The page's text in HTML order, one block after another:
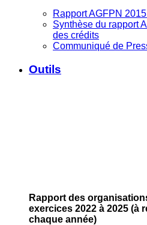
Rapport AGFPN
Synthèse du rapport
des crédits
Communiqué de
Outils
Rapport des
exercices 2022 à 2025 (à
chaque année)